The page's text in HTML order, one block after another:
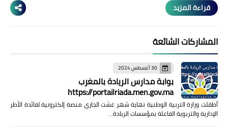
قراءة المزيد
المشاركات الشائعة
30 أغسطس 2024
بوابة مدارس الريادة بالمغرب
https://portailriada.men.gov.ma
أطقلت وزارة التربية الوطنية نهاية شهر غشت الجاري منصة إلكترونية لفائدة الأطر
الإدارية والتربوية الفاعلة بمؤسسات الريادة…